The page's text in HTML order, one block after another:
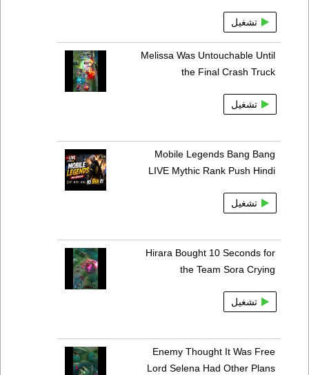
تشغيل
Melissa Was Untouchable Until
the Final Crash Truck
تشغيل
Mobile Legends Bang Bang
LIVE Mythic Rank Push Hindi
تشغيل
Hirara Bought 10 Seconds for
the Team Sora Crying
تشغيل
Enemy Thought It Was Free
Lord Selena Had Other Plans